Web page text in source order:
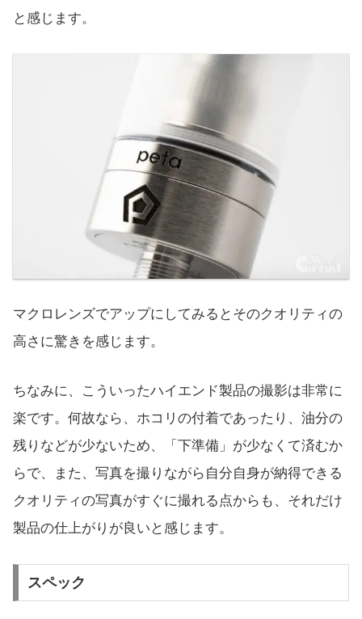
と感じます。
マクロレンズでアップにしてみるとそのクオリティの
高さに驚きを感じます。
ちなみに、こういったハイエンド製品の撮影は非常に
楽です。何故なら、ホコリの付着であったり、油分の
残りなどが少ないため、「下準備」が少なくて済むか
らで、また、写真を撮りながら自分自身が納得できる
クオリティの写真がすぐに撮れる点からも、それだけ
製品の仕上がりが良いと感じます。
スペック